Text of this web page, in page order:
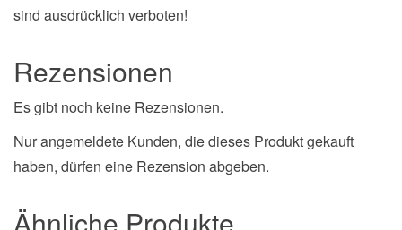
sind ausdrücklich verboten!
Rezensionen
Es gibt noch keine Rezensionen.
Nur angemeldete Kunden, die dieses Produkt gekauft
haben, dürfen eine Rezension abgeben.